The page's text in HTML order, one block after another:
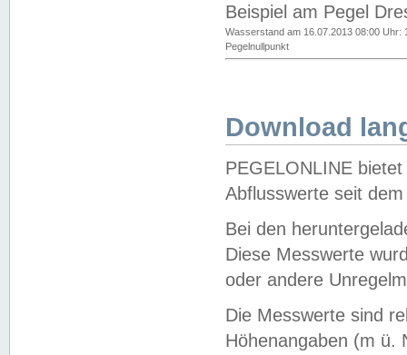
Beispiel am Pegel
Wasserstand am 16.07.2013 08:00 Uhr:
Pegelnullpunkt
Download
PEGELONLINE
Abflusswerte seit
Bei den
Diese Messwerte
oder andere
Die Messwerte sind
Höhenangaben (m ü.